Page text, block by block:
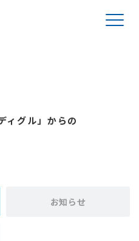
ィグル」からの
お知らせ